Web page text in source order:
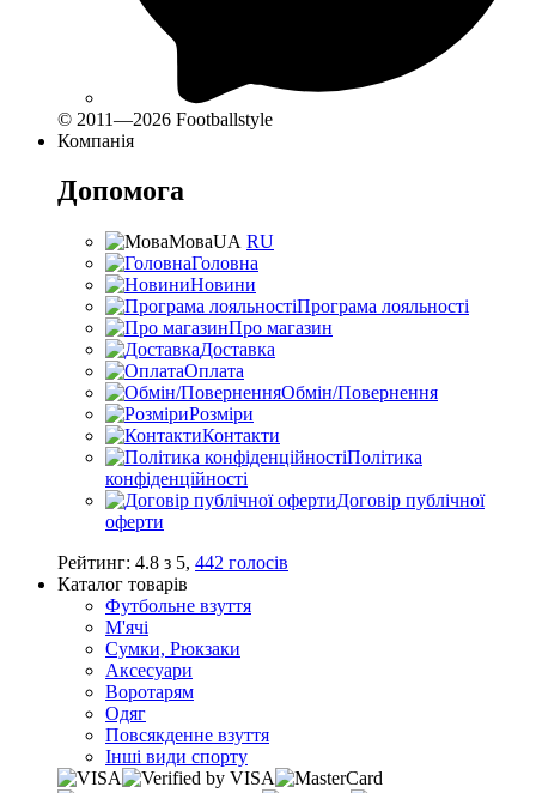
© 2011—2026 Footballstyle
Компанія
Допомога
МоваUA RU
Головна
Новини
Програма лояльності
Про магазин
Доставка
Оплата
Обмін/Повернення
Розміри
Контакти
Політика
конфіденційності
Договір публічної
оферти
Рейтинг: 4.8 з 5, 442 голосів
Каталог товарів
Футбольне взуття
М'ячі
Сумки, Рюкзаки
Аксесуари
Воротарям
Одяг
Повсякденне взуття
Інші види спорту